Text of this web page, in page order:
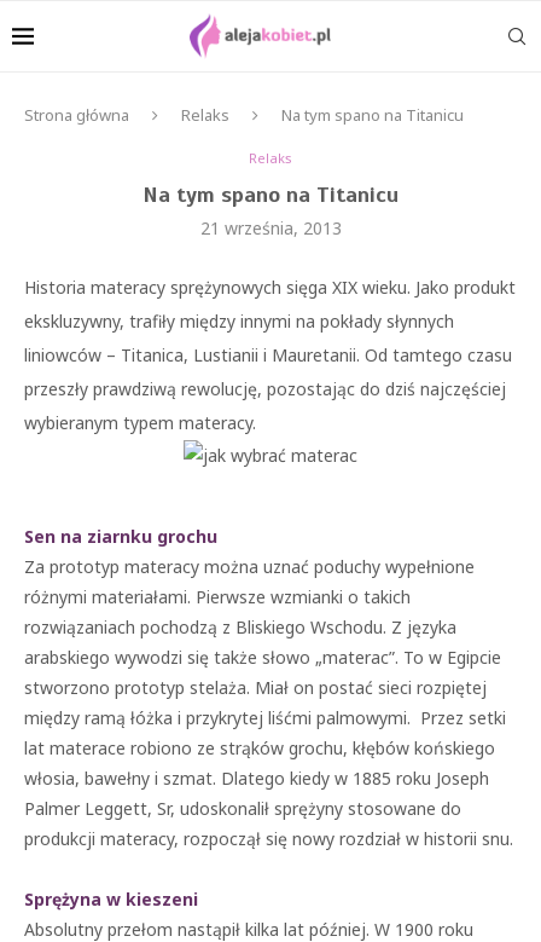
Strona główna Relaks Na tym spano na Titanicu
Relaks
Na tym spano na Titanicu
21 września, 2013
Historia materacy sprężynowych sięga XIX wieku. Jako produkt
ekskluzywny, trafiły między innymi na pokłady słynnych
liniowców – Titanica, Lustianii i Mauretanii. Od tamtego czasu
przeszły prawdziwą rewolucję, pozostając do dziś najczęściej
wybieranym typem materacy.
Sen na ziarnku grochu
Za prototyp materacy można uznać poduchy wypełnione
różnymi materiałami. Pierwsze wzmianki o takich
rozwiązaniach pochodzą z Bliskiego Wschodu. Z języka
arabskiego wywodzi się także słowo „materac”. To w Egipcie
stworzono prototyp stelaża. Miał on postać sieci rozpiętej
między ramą łóżka i przykrytej liśćmi palmowymi. Przez setki
lat materace robiono ze strąków grochu, kłębów końskiego
włosia, bawełny i szmat. Dlatego kiedy w 1885 roku Joseph
Palmer Leggett, Sr, udoskonalił sprężyny stosowane do
produkcji materacy, rozpoczął się nowy rozdział w historii snu.
Sprężyna w kieszeni
Absolutny przełom nastąpił kilka lat później. W 1900 roku